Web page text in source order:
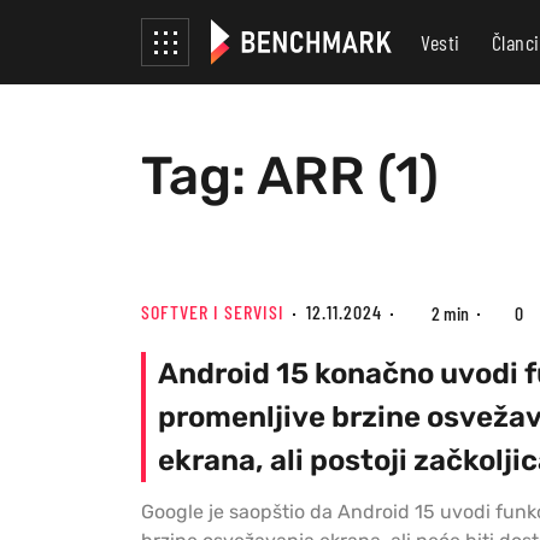
Vesti Članci
Tag: ARR (1)
SOFTVER I SERVISI 12.11.2024 2 min 0
Android 15 konačno uvodi
promenljive brzine
ekrana, ali postoji
Google je saopštio da Android 15 uvodi